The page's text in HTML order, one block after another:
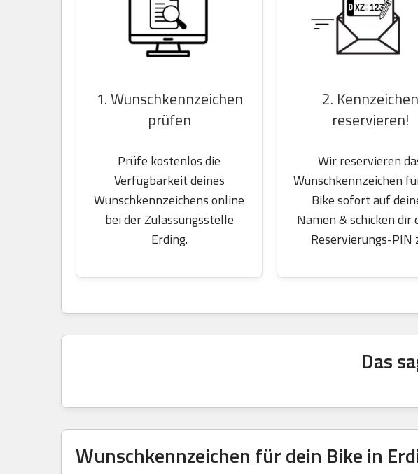
1. Wunschkennzeichen
prüfen
Prüfe kostenlos die
Verfügbarkeit deines
Wunschkennzeichens online
bei der Zulassungsstelle
Erding.
2. Kennzeichen
reservieren!
Wir reservieren
Wunschkennzeichen
Bike sofort auf
Namen & schicken dir
Reservierungs-PIN
Das
Wunschkennzeichen für dein Bike in